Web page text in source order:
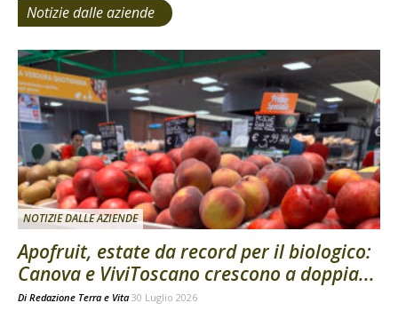
Notizie dalle aziende
NOTIZIE DALLE AZIENDE
Apofruit, estate da record per il biologico:
Canova e ViviToscano crescono a doppia...
Di Redazione Terra e Vita 30 Luglio 2026